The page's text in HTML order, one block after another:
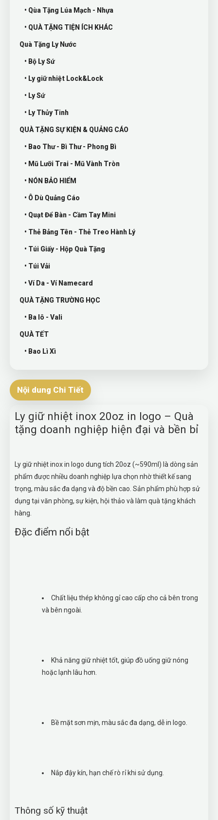
• Qùa Tặng Lúa Mạch - Nhựa
• QUÀ TẶNG TIỆN ÍCH KHÁC
Quà Tặng Ly Nước
• Bộ Ly Sứ
• Ly giữ nhiệt Lock&Lock
• Ly Sứ
• Ly Thủy Tinh
QUÀ TẶNG SỰ KIỆN & QUẢNG CÁO
• Bao Thư - Bì Thư - Phong Bì
• Mũ Lưỡi Trai - Mũ Vành Tròn
• NÓN BẢO HIỂM
• Ô Dù Quảng Cáo
• Quạt Để Bàn - Cầm Tay Mini
• Thẻ Bảng Tên - Thẻ Treo Hành Lý
• Túi Giấy - Hộp Quà Tặng
• Túi Vải
• Ví Da - Ví Namecard
QUÀ TẶNG TRƯỜNG HỌC
• Ba lô - Vali
QUÀ TẾT
• Bao Lì Xì
Nội dung Chi Tiết
Ly giữ nhiệt inox 20oz in logo – Quà
tặng doanh nghiệp hiện đại và bền bỉ
Ly giữ nhiệt inox in logo dung tích 20oz (~590ml) là dòng sản
phẩm được nhiều doanh nghiệp lựa chọn nhờ thiết kế sang
trọng, màu sắc đa dạng và độ bền cao. Sản phẩm phù hợp sử
dụng tại văn phòng, sự kiện, hội thảo và làm quà tặng khách
hàng.
Đặc điểm nổi bật
Chất liệu thép không gỉ cao cấp cho cả bên trong
và bên ngoài.
Khả năng giữ nhiệt tốt, giúp đồ uống giữ nóng
hoặc lạnh lâu hơn.
Bề mặt sơn mịn, màu sắc đa dạng, dễ in logo.
Nắp đậy kín, hạn chế rò rỉ khi sử dụng.
Thông số kỹ thuật